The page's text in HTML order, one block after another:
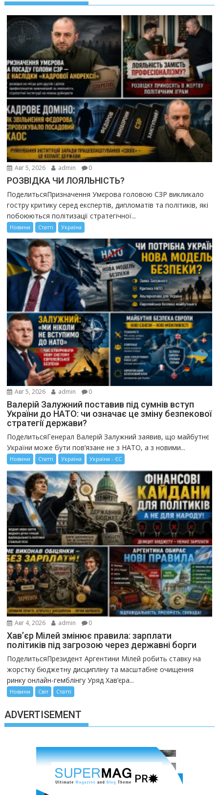
Авг 5, 2026 admin 0
РОЗВІДКА ЧИ ЛОЯЛЬНІСТЬ?
ПоделитьсяПризначення Умєрова головою СЗР викликало
гостру критику серед експертів, дипломатів та політиків, які
побоюються політизації стратегічної...
Новини Статті Україна
Авг 5, 2026 admin 0
Валерій Залужний поставив під сумнів вступ
України до НАТО: чи означає це зміну безпекової
стратегії держави?
ПоделитьсяГенерал Валерій Залужний заявив, що майбутнє
України може бути пов’язане не з НАТО, а з новими...
Новини Статті Україна Україна - ЄС
Авг 4, 2026 admin 0
Хав’єр Мілей змінює правила: зарплати
політиків під загрозою через державні борги
ПоделитьсяПрезидент Аргентини Мілей робить ставку на
жорстку бюджетну дисципліну та масштабне очищення
ринку онлайн-гемблінгу Уряд Хав’єра...
Новини Світ Статті
ADVERTISEMENT